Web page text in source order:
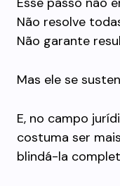
Não resolve
Não garante
Mas ele se
E, no campo
costuma ser
blindá-la